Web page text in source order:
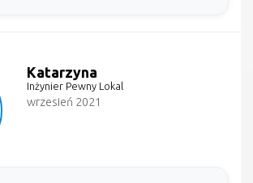
Katarzyna
Inżynier Pewny Lokal
wrzesień 2021